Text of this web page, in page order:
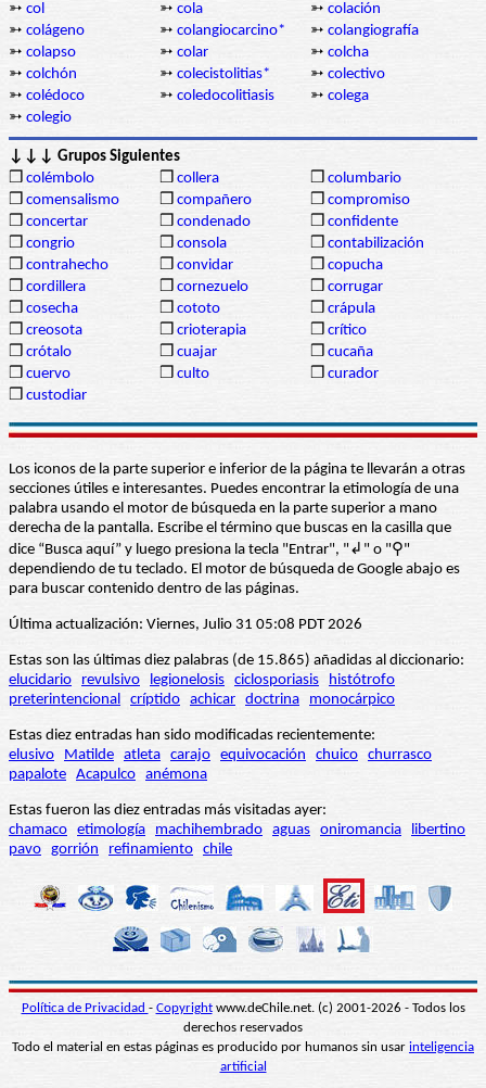
➳ col ➳ cola ➳ colación
➳ colágeno ➳ colangiocarcino* ➳ colangiografía
➳ colapso ➳ colar ➳ colcha
➳ colchón ➳ colecistolitias* ➳ colectivo
➳ colédoco ➳ coledocolitiasis ➳ colega
➳ colegio
↓↓↓ Grupos Siguientes
❒ colémbolo ❒ collera ❒ columbario
❒ comensalismo ❒ compañero ❒ compromiso
❒ concertar ❒ condenado ❒ confidente
❒ congrio ❒ consola ❒ contabilización
❒ contrahecho ❒ convidar ❒ copucha
❒ cordillera ❒ cornezuelo ❒ corrugar
❒ cosecha ❒ cototo ❒ crápula
❒ creosota ❒ crioterapia ❒ crítico
❒ crótalo ❒ cuajar ❒ cucaña
❒ cuervo ❒ culto ❒ curador
❒ custodiar
Los iconos de la parte superior e inferior de la página te llevarán a otras
secciones útiles e interesantes. Puedes encontrar la etimología de una
palabra usando el motor de búsqueda en la parte superior a mano
derecha de la pantalla. Escribe el término que buscas en la casilla que
dice “Busca aquí” y luego presiona la tecla "Entrar", "↲" o "⚲"
dependiendo de tu teclado. El motor de búsqueda de Google abajo es
para buscar contenido dentro de las páginas.
Última actualización: Viernes, Julio 31 05:08 PDT 2026
Estas son las últimas diez palabras (de 15.865) añadidas al diccionario:
elucidario
revulsivo legionelosis ciclosporiasis
histótrofo
preterintencional críptido achicar doctrina monocárpico
Estas diez entradas han sido modificadas recientemente:
elusivo
Matilde atleta carajo equivocación chuico churrasco
papalote Acapulco anémona
Estas fueron las diez entradas más visitadas ayer:
chamaco etimología machihembrado aguas oniromancia
libertino
pavo gorrión refinamiento chile
Política de Privacidad - Copyrightwww.deChile.net. (c) 2001-2026 - Todos los
derechos reservados
Todo el material en estas páginas es producido por humanos sin usar inteligencia
artificial